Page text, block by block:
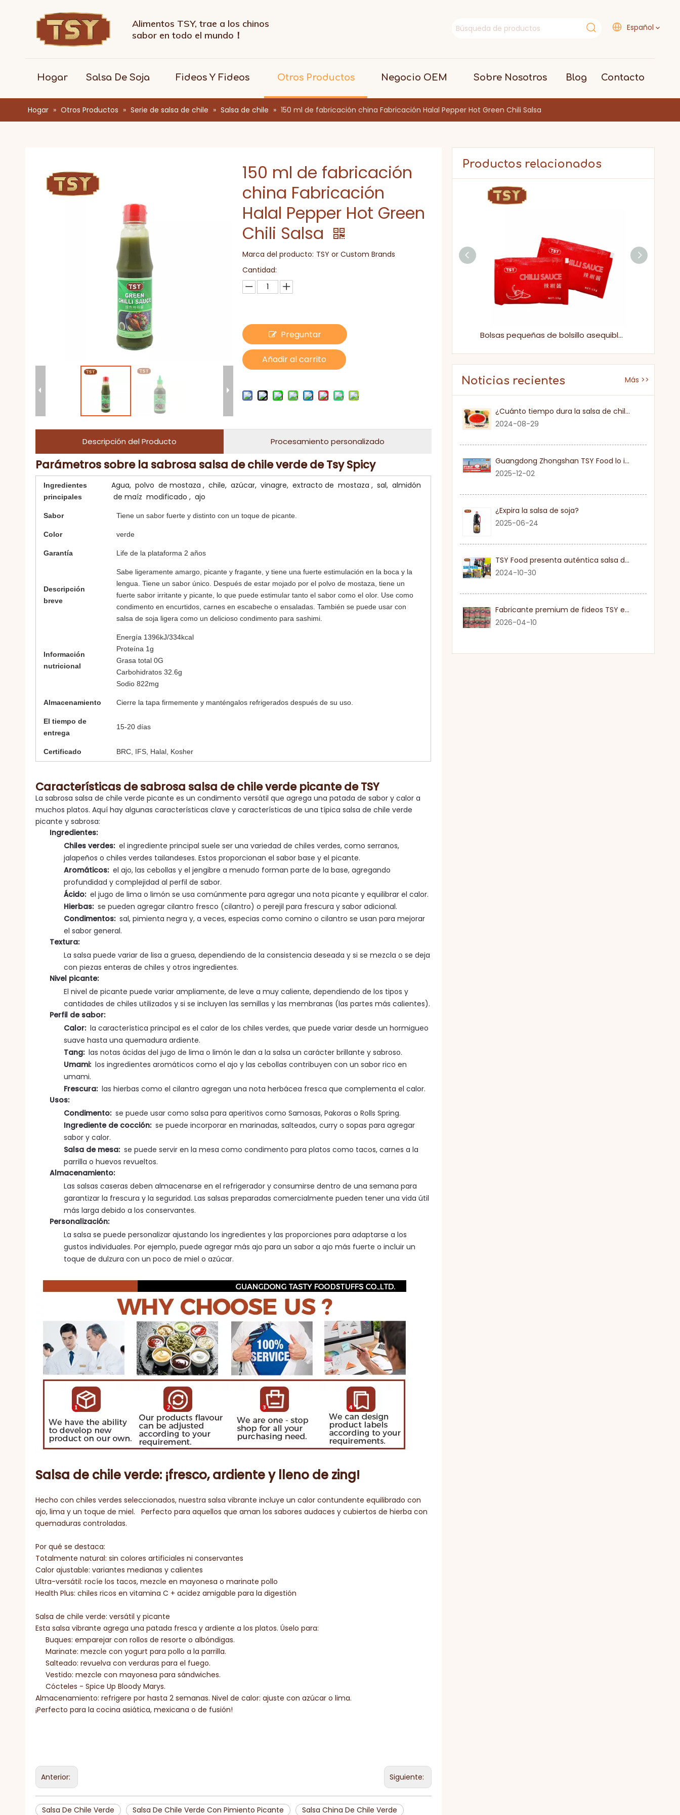
Alimentos TSY, trae a los chinos
sabor en todo el mundo！
Español
Hogar Salsa De Soja Fideos Y Fideos Otros Productos Negocio OEM Sobre Nosotros Blog Contacto
Hogar » Otros Productos » Serie de salsa de chile » Salsa de chile » 150 ml de fabricación china Fabricación Halal Pepper Hot Green Chili Salsa
150 ml de fabricación
china Fabricación
Halal Pepper Hot Green
Chili Salsa
Marca del producto: TSY or Custom Brands
Cantidad:
Preguntar
Añadir al carrito
Descripción del Producto Procesamiento personalizado
Parámetros sobre la sabrosa salsa de chile verde de Tsy Spicy
Ingredientes
principales
Agua, polvo de mostaza , chile, azúcar, vinagre, extracto de mostaza , sal, almidón
de maíz modificado , ajo
Sabor Tiene un sabor fuerte y distinto con un toque de picante.
Color verde
Garantía Life de la plataforma 2 años
Descripción
breve
Sabe ligeramente amargo, picante y fragante, y tiene una fuerte estimulación en la boca y la
lengua. Tiene un sabor único. Después de estar mojado por el polvo de mostaza, tiene un
fuerte sabor irritante y picante, lo que puede estimular tanto el sabor como el olor. Use como
condimento en encurtidos, carnes en escabeche o ensaladas. También se puede usar con
salsa de soja ligera como un delicioso condimento para sashimi.
Información
nutricional
Energía 1396kJ/334kcal
Proteína 1g
Grasa total 0G
Carbohidratos 32.6g
Sodio 822mg
Almacenamiento Cierre la tapa firmemente y manténgalos refrigerados después de su uso.
El tiempo de
entrega
15-20 días
Certificado BRC, IFS, Halal, Kosher
Características de sabrosa salsa de chile verde picante de TSY
La sabrosa salsa de chile verde picante es un condimento versátil que agrega una patada de sabor y calor a
muchos platos. Aquí hay algunas características clave y características de una típica salsa de chile verde
picante y sabrosa:
Ingredientes:
Chiles verdes: el ingrediente principal suele ser una variedad de chiles verdes, como serranos,
jalapeños o chiles verdes tailandeses. Estos proporcionan el sabor base y el picante.
Aromáticos: el ajo, las cebollas y el jengibre a menudo forman parte de la base, agregando
profundidad y complejidad al perfil de sabor.
Ácido: el jugo de lima o limón se usa comúnmente para agregar una nota picante y equilibrar el calor.
Hierbas: se pueden agregar cilantro fresco (cilantro) o perejil para frescura y sabor adicional.
Condimentos: sal, pimienta negra y, a veces, especias como comino o cilantro se usan para mejorar
el sabor general.
Textura:
La salsa puede variar de lisa a gruesa, dependiendo de la consistencia deseada y si se mezcla o se deja
con piezas enteras de chiles y otros ingredientes.
Nivel picante:
El nivel de picante puede variar ampliamente, de leve a muy caliente, dependiendo de los tipos y
cantidades de chiles utilizados y si se incluyen las semillas y las membranas (las partes más calientes).
Perfil de sabor:
Calor: la característica principal es el calor de los chiles verdes, que puede variar desde un hormigueo
suave hasta una quemadura ardiente.
Tang: las notas ácidas del jugo de lima o limón le dan a la salsa un carácter brillante y sabroso.
Umami: los ingredientes aromáticos como el ajo y las cebollas contribuyen con un sabor rico en
umami.
Frescura: las hierbas como el cilantro agregan una nota herbácea fresca que complementa el calor.
Usos:
Condimento: se puede usar como salsa para aperitivos como Samosas, Pakoras o Rolls Spring.
Ingrediente de cocción: se puede incorporar en marinadas, salteados, curry o sopas para agregar
sabor y calor.
Salsa de mesa: se puede servir en la mesa como condimento para platos como tacos, carnes a la
parrilla o huevos revueltos.
Almacenamiento:
Las salsas caseras deben almacenarse en el refrigerador y consumirse dentro de una semana para
garantizar la frescura y la seguridad. Las salsas preparadas comercialmente pueden tener una vida útil
más larga debido a los conservantes.
Personalización:
La salsa se puede personalizar ajustando los ingredientes y las proporciones para adaptarse a los
gustos individuales. Por ejemplo, puede agregar más ajo para un sabor a ajo más fuerte o incluir un
toque de dulzura con un poco de miel o azúcar.
Salsa de chile verde: ¡fresco, ardiente y lleno de zing!
Hecho con chiles verdes seleccionados, nuestra salsa vibrante incluye un calor contundente equilibrado con
ajo, lima y un toque de miel. Perfecto para aquellos que aman los sabores audaces y cubiertos de hierba con
quemaduras controladas.
Por qué se destaca:
Totalmente natural: sin colores artificiales ni conservantes
Calor ajustable: variantes medianas y calientes
Ultra-versátil: rocíe los tacos, mezcle en mayonesa o marinate pollo
Health Plus: chiles ricos en vitamina C + acidez amigable para la digestión
Salsa de chile verde: versátil y picante
Esta salsa vibrante agrega una patada fresca y ardiente a los platos. Úselo para:
Buques: emparejar con rollos de resorte o albóndigas.
Marinate: mezcle con yogurt para pollo a la parrilla.
Salteado: revuelva con verduras para el fuego.
Vestido: mezcle con mayonesa para sándwiches.
Cócteles - Spice Up Bloody Marys.
Almacenamiento: refrigere por hasta 2 semanas. Nivel de calor: ajuste con azúcar o lima.
¡Perfecto para la cocina asiática, mexicana o de fusión!
Anterior: Siguiente:
Salsa De Chile Verde Salsa De Chile Verde Con Pimiento Picante Salsa China De Chile Verde
Productos relacionados
Bolsas pequeñas de bolsillo asequible se lleva conveniente para llevar salsa de chile picante para mojar
Noticias recientes Más >>
¿Cuánto tiempo dura la salsa de chile dulce una vez que se abre?
2024-08-29
Guangdong Zhongshan TSY Food lo invita sinceramente a visitar la Exposición Gulfood de Dubai 2026
2025-12-02
¿Expira la salsa de soja?
2025-06-24
TSY Food presenta auténtica salsa de soja en SIAL PARIS 2024
2024-10-30
Fabricante premium de fideos TSY en Guangdong
2026-04-10